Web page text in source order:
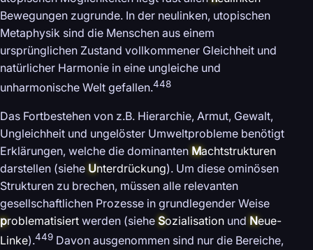
Bewegungen zugrunde. In der neulinken, utopischen
Metaphysik sind die Menschen aus einem
ursprünglichen Zustand vollkommener Gleichheit und
natürlicher Harmonie in eine ungleiche und
unharmonische Welt gefallen.448
Das Fortbestehen von z.B. Hierarchie, Armut, Gewalt,
Ungleichheit und ungelöster Umweltprobleme benötigt
Erklärungen, welche die dominanten Machtstrukturen
darstellen (siehe Unterdrückung). Um diese ominösen
Strukturen zu brechen, müssen alle relevanten
gesellschaftlichen Prozesse in grundlegender Weise
problematisiert werden (siehe Sozialisation und Neue-
Linke).449 Davon ausgenommen sind nur die Bereiche,